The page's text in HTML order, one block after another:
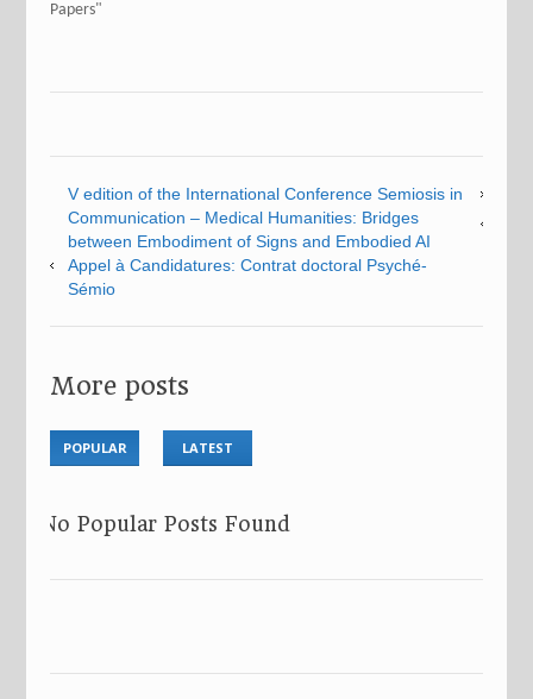
Papers"
V edition of the International Conference Semiosis in
Communication – Medical Humanities: Bridges
between Embodiment of Signs and Embodied AI
Appel à Candidatures: Contrat doctoral Psyché-
Sémio
More posts
POPULAR LATEST
No Popular Posts Found